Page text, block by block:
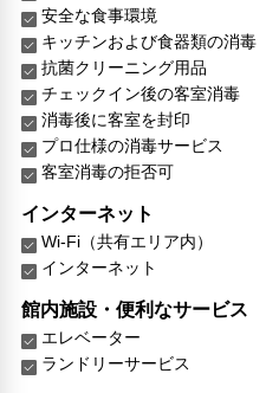
安全な食事環境
キッチンおよび食器類の消毒
抗菌クリーニング用品
チェックイン後の客室消毒
消毒後に客室を封印
プロ仕様の消毒サービス
客室消毒の拒否可
インターネット
Wi-Fi（共有エリア内）
インターネット
館内施設・便利なサービス
エレベーター
ランドリーサービス